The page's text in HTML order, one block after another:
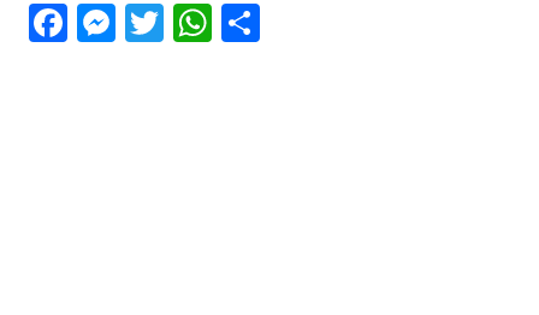
Facebook
Messenger
TwitterWhatsApp